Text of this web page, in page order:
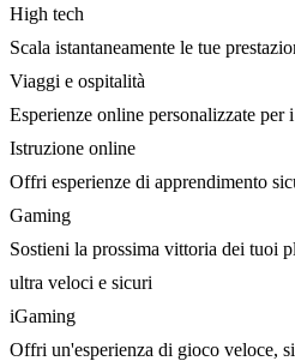
High tech
Scala istantaneamente le tue
Viaggi e ospitalità
Esperienze online personalizzate
Istruzione online
Offri esperienze di apprendimento
Gaming
Sostieni la prossima vittoria dei tuoi
ultra veloci e sicuri
iGaming
Offri un'esperienza di gioco veloce,